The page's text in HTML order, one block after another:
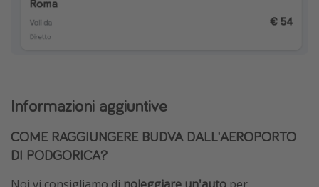
Informazioni aggiuntive
COME RAGGIUNGERE BUDVA DALL'AEROPORTO
DI PODGORICA?